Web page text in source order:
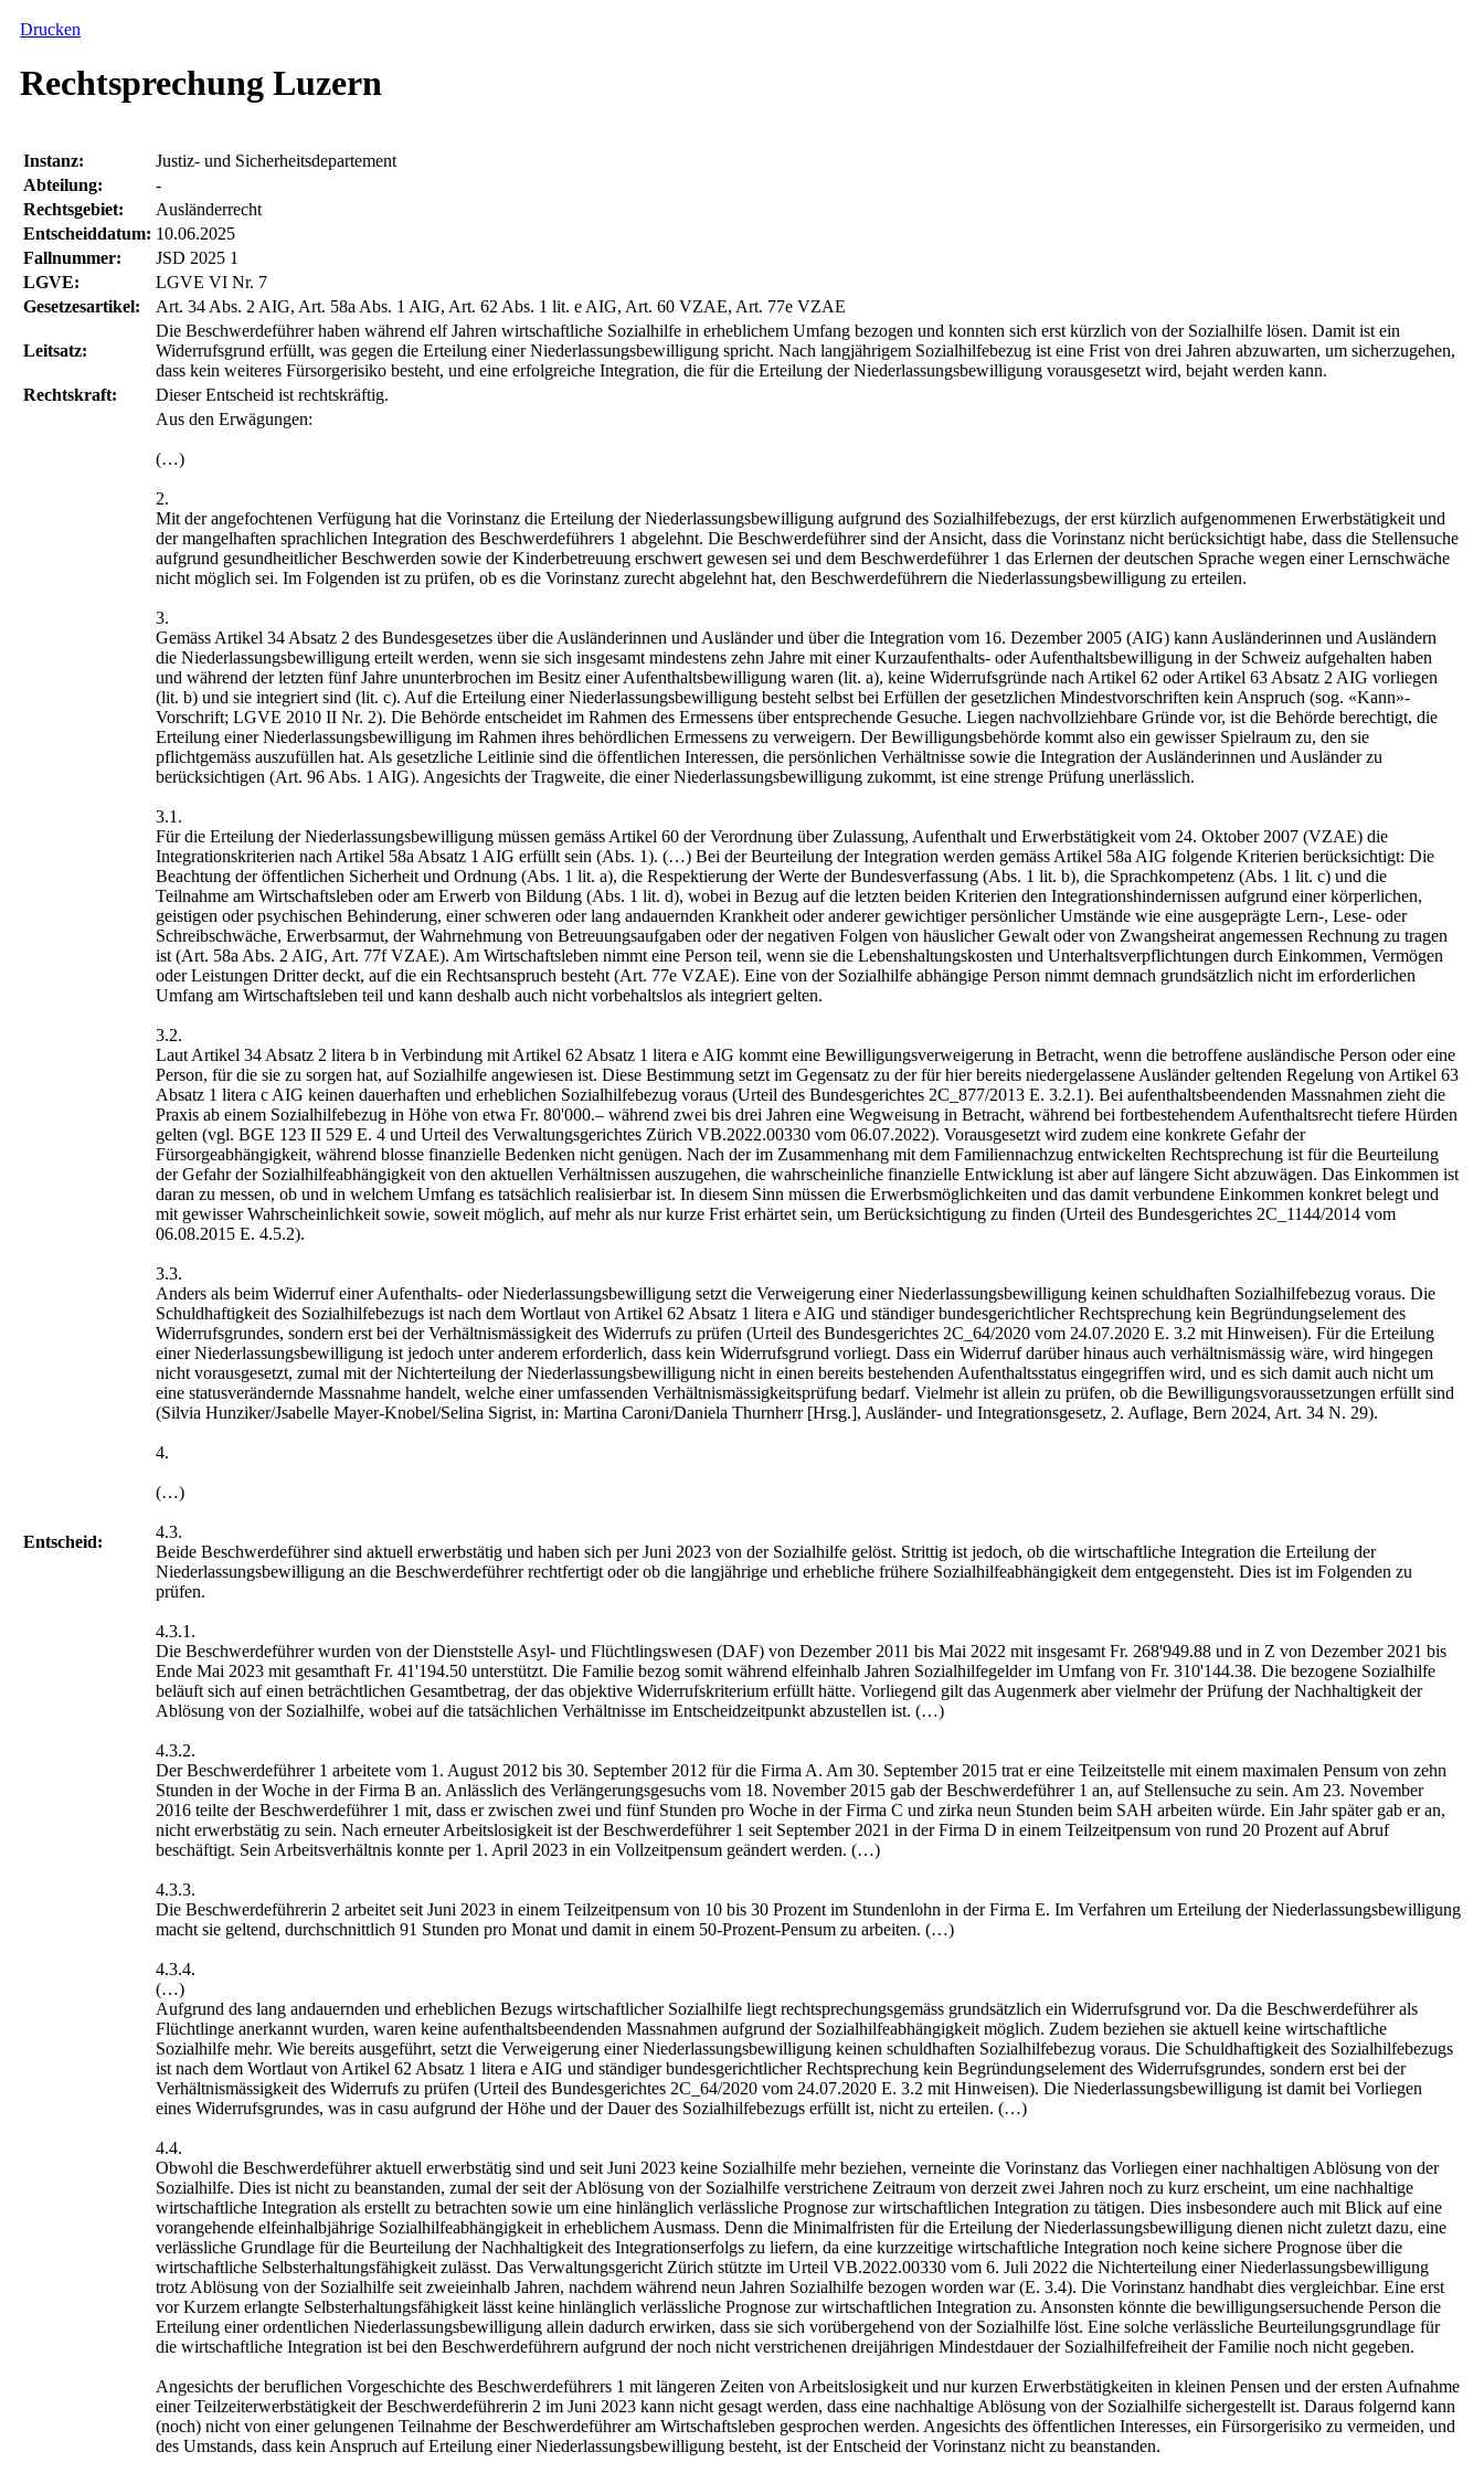
Drucken
Rechtsprechung Luzern
Instanz:
Justiz- und Sicherheitsdepartement
Abteilung:
-
Rechtsgebiet:
Ausländerrecht
Entscheiddatum: 10.06.2025
Fallnummer:
JSD 2025 1
LGVE:
LGVE VI Nr. 7
Gesetzesartikel:
Art. 34 Abs. 2 AIG, Art. 58a Abs. 1 AIG, Art. 62 Abs. 1 lit. e AIG, Art. 60 VZAE, Art. 77e VZAE
Leitsatz:
Die Beschwerdeführer haben während elf Jahren wirtschaftliche Sozialhilfe in erheblichem Umfang bezogen und konnten sich erst kürzlich von der Sozialhilfe lösen. Damit ist ein
Widerrufsgrund erfüllt, was gegen die Erteilung einer Niederlassungsbewilligung spricht. Nach langjährigem Sozialhilfebezug ist eine Frist von drei Jahren abzuwarten, um sicherzugehen,
dass kein weiteres Fürsorgerisiko besteht, und eine erfolgreiche Integration, die für die Erteilung der Niederlassungsbewilligung vorausgesetzt wird, bejaht werden kann.
Rechtskraft:
Dieser Entscheid ist rechtskräftig.
Entscheid:
Aus den Erwägungen:
(…)
2.
Mit der angefochtenen Verfügung hat die Vorinstanz die Erteilung der Niederlassungsbewilligung aufgrund des Sozialhilfebezugs, der erst kürzlich aufgenommenen Erwerbstätigkeit und
der mangelhaften sprachlichen Integration des Beschwerdeführers 1 abgelehnt. Die Beschwerdeführer sind der Ansicht, dass die Vorinstanz nicht berücksichtigt habe, dass die Stellensuche
aufgrund gesundheitlicher Beschwerden sowie der Kinderbetreuung erschwert gewesen sei und dem Beschwerdeführer 1 das Erlernen der deutschen Sprache wegen einer Lernschwäche
nicht möglich sei. Im Folgenden ist zu prüfen, ob es die Vorinstanz zurecht abgelehnt hat, den Beschwerdeführern die Niederlassungsbewilligung zu erteilen.
3.
Gemäss Artikel 34 Absatz 2 des Bundesgesetzes über die Ausländerinnen und Ausländer und über die Integration vom 16. Dezember 2005 (AIG) kann Ausländerinnen und Ausländern
die Niederlassungsbewilligung erteilt werden, wenn sie sich insgesamt mindestens zehn Jahre mit einer Kurzaufenthalts- oder Aufenthaltsbewilligung in der Schweiz aufgehalten haben
und während der letzten fünf Jahre ununterbrochen im Besitz einer Aufenthaltsbewilligung waren (lit. a), keine Widerrufsgründe nach Artikel 62 oder Artikel 63 Absatz 2 AIG vorliegen
(lit. b) und sie integriert sind (lit. c). Auf die Erteilung einer Niederlassungsbewilligung besteht selbst bei Erfüllen der gesetzlichen Mindestvorschriften kein Anspruch (sog. «Kann»-
Vorschrift; LGVE 2010 II Nr. 2). Die Behörde entscheidet im Rahmen des Ermessens über entsprechende Gesuche. Liegen nachvollziehbare Gründe vor, ist die Behörde berechtigt, die
Erteilung einer Niederlassungsbewilligung im Rahmen ihres behördlichen Ermessens zu verweigern. Der Bewilligungsbehörde kommt also ein gewisser Spielraum zu, den sie
pflichtgemäss auszufüllen hat. Als gesetzliche Leitlinie sind die öffentlichen Interessen, die persönlichen Verhältnisse sowie die Integration der Ausländerinnen und Ausländer zu
berücksichtigen (Art. 96 Abs. 1 AIG). Angesichts der Tragweite, die einer Niederlassungsbewilligung zukommt, ist eine strenge Prüfung unerlässlich.
3.1.
Für die Erteilung der Niederlassungsbewilligung müssen gemäss Artikel 60 der Verordnung über Zulassung, Aufenthalt und Erwerbstätigkeit vom 24. Oktober 2007 (VZAE) die
Integrationskriterien nach Artikel 58a Absatz 1 AIG erfüllt sein (Abs. 1). (…) Bei der Beurteilung der Integration werden gemäss Artikel 58a AIG folgende Kriterien berücksichtigt: Die
Beachtung der öffentlichen Sicherheit und Ordnung (Abs. 1 lit. a), die Respektierung der Werte der Bundesverfassung (Abs. 1 lit. b), die Sprachkompetenz (Abs. 1 lit. c) und die
Teilnahme am Wirtschaftsleben oder am Erwerb von Bildung (Abs. 1 lit. d), wobei in Bezug auf die letzten beiden Kriterien den Integrationshindernissen aufgrund einer körperlichen,
geistigen oder psychischen Behinderung, einer schweren oder lang andauernden Krankheit oder anderer gewichtiger persönlicher Umstände wie eine ausgeprägte Lern-, Lese- oder
Schreibschwäche, Erwerbsarmut, der Wahrnehmung von Betreuungsaufgaben oder der negativen Folgen von häuslicher Gewalt oder von Zwangsheirat angemessen Rechnung zu tragen
ist (Art. 58a Abs. 2 AIG, Art. 77f VZAE). Am Wirtschaftsleben nimmt eine Person teil, wenn sie die Lebenshaltungskosten und Unterhaltsverpflichtungen durch Einkommen, Vermögen
oder Leistungen Dritter deckt, auf die ein Rechtsanspruch besteht (Art. 77e VZAE). Eine von der Sozialhilfe abhängige Person nimmt demnach grundsätzlich nicht im erforderlichen
Umfang am Wirtschaftsleben teil und kann deshalb auch nicht vorbehaltslos als integriert gelten.
3.2.
Laut Artikel 34 Absatz 2 litera b in Verbindung mit Artikel 62 Absatz 1 litera e AIG kommt eine Bewilligungsverweigerung in Betracht, wenn die betroffene ausländische Person oder eine
Person, für die sie zu sorgen hat, auf Sozialhilfe angewiesen ist. Diese Bestimmung setzt im Gegensatz zu der für hier bereits niedergelassene Ausländer geltenden Regelung von Artikel 63
Absatz 1 litera c AIG keinen dauerhaften und erheblichen Sozialhilfebezug voraus (Urteil des Bundesgerichtes 2C_877/2013 E. 3.2.1). Bei aufenthaltsbeendenden Massnahmen zieht die
Praxis ab einem Sozialhilfebezug in Höhe von etwa Fr. 80'000.– während zwei bis drei Jahren eine Wegweisung in Betracht, während bei fortbestehendem Aufenthaltsrecht tiefere Hürden
gelten (vgl. BGE 123 II 529 E. 4 und Urteil des Verwaltungsgerichtes Zürich VB.2022.00330 vom 06.07.2022). Vorausgesetzt wird zudem eine konkrete Gefahr der
Fürsorgeabhängigkeit, während blosse finanzielle Bedenken nicht genügen. Nach der im Zusammenhang mit dem Familiennachzug entwickelten Rechtsprechung ist für die Beurteilung
der Gefahr der Sozialhilfeabhängigkeit von den aktuellen Verhältnissen auszugehen, die wahrscheinliche finanzielle Entwicklung ist aber auf längere Sicht abzuwägen. Das Einkommen ist
daran zu messen, ob und in welchem Umfang es tatsächlich realisierbar ist. In diesem Sinn müssen die Erwerbsmöglichkeiten und das damit verbundene Einkommen konkret belegt und
mit gewisser Wahrscheinlichkeit sowie, soweit möglich, auf mehr als nur kurze Frist erhärtet sein, um Berücksichtigung zu finden (Urteil des Bundesgerichtes 2C_1144/2014 vom
06.08.2015 E. 4.5.2).
3.3.
Anders als beim Widerruf einer Aufenthalts- oder Niederlassungsbewilligung setzt die Verweigerung einer Niederlassungsbewilligung keinen schuldhaften Sozialhilfebezug voraus. Die
Schuldhaftigkeit des Sozialhilfebezugs ist nach dem Wortlaut von Artikel 62 Absatz 1 litera e AIG und ständiger bundesgerichtlicher Rechtsprechung kein Begründungselement des
Widerrufsgrundes, sondern erst bei der Verhältnismässigkeit des Widerrufs zu prüfen (Urteil des Bundesgerichtes 2C_64/2020 vom 24.07.2020 E. 3.2 mit Hinweisen). Für die Erteilung
einer Niederlassungsbewilligung ist jedoch unter anderem erforderlich, dass kein Widerrufsgrund vorliegt. Dass ein Widerruf darüber hinaus auch verhältnismässig wäre, wird hingegen
nicht vorausgesetzt, zumal mit der Nichterteilung der Niederlassungsbewilligung nicht in einen bereits bestehenden Aufenthaltsstatus eingegriffen wird, und es sich damit auch nicht um
eine statusverändernde Massnahme handelt, welche einer umfassenden Verhältnismässigkeitsprüfung bedarf. Vielmehr ist allein zu prüfen, ob die Bewilligungsvoraussetzungen erfüllt sind
(Silvia Hunziker/Jsabelle Mayer-Knobel/Selina Sigrist, in: Martina Caroni/Daniela Thurnherr [Hrsg.], Ausländer- und Integrationsgesetz, 2. Auflage, Bern 2024, Art. 34 N. 29).
4.
(…)
4.3.
Beide Beschwerdeführer sind aktuell erwerbstätig und haben sich per Juni 2023 von der Sozialhilfe gelöst. Strittig ist jedoch, ob die wirtschaftliche Integration die Erteilung der
Niederlassungsbewilligung an die Beschwerdeführer rechtfertigt oder ob die langjährige und erhebliche frühere Sozialhilfeabhängigkeit dem entgegensteht. Dies ist im Folgenden zu
prüfen.
4.3.1.
Die Beschwerdeführer wurden von der Dienststelle Asyl- und Flüchtlingswesen (DAF) von Dezember 2011 bis Mai 2022 mit insgesamt Fr. 268'949.88 und in Z von Dezember 2021 bis
Ende Mai 2023 mit gesamthaft Fr. 41'194.50 unterstützt. Die Familie bezog somit während elfeinhalb Jahren Sozialhilfegelder im Umfang von Fr. 310'144.38. Die bezogene Sozialhilfe
beläuft sich auf einen beträchtlichen Gesamtbetrag, der das objektive Widerrufskriterium erfüllt hätte. Vorliegend gilt das Augenmerk aber vielmehr der Prüfung der Nachhaltigkeit der
Ablösung von der Sozialhilfe, wobei auf die tatsächlichen Verhältnisse im Entscheidzeitpunkt abzustellen ist. (…)
4.3.2.
Der Beschwerdeführer 1 arbeitete vom 1. August 2012 bis 30. September 2012 für die Firma A. Am 30. September 2015 trat er eine Teilzeitstelle mit einem maximalen Pensum von zehn
Stunden in der Woche in der Firma B an. Anlässlich des Verlängerungsgesuchs vom 18. November 2015 gab der Beschwerdeführer 1 an, auf Stellensuche zu sein. Am 23. November
2016 teilte der Beschwerdeführer 1 mit, dass er zwischen zwei und fünf Stunden pro Woche in der Firma C und zirka neun Stunden beim SAH arbeiten würde. Ein Jahr später gab er an,
nicht erwerbstätig zu sein. Nach erneuter Arbeitslosigkeit ist der Beschwerdeführer 1 seit September 2021 in der Firma D in einem Teilzeitpensum von rund 20 Prozent auf Abruf
beschäftigt. Sein Arbeitsverhältnis konnte per 1. April 2023 in ein Vollzeitpensum geändert werden. (…)
4.3.3.
Die Beschwerdeführerin 2 arbeitet seit Juni 2023 in einem Teilzeitpensum von 10 bis 30 Prozent im Stundenlohn in der Firma E. Im Verfahren um Erteilung der Niederlassungsbewilligung
macht sie geltend, durchschnittlich 91 Stunden pro Monat und damit in einem 50-Prozent-Pensum zu arbeiten. (…)
4.3.4.
(…)
Aufgrund des lang andauernden und erheblichen Bezugs wirtschaftlicher Sozialhilfe liegt rechtsprechungsgemäss grundsätzlich ein Widerrufsgrund vor. Da die Beschwerdeführer als
Flüchtlinge anerkannt wurden, waren keine aufenthaltsbeendenden Massnahmen aufgrund der Sozialhilfeabhängigkeit möglich. Zudem beziehen sie aktuell keine wirtschaftliche
Sozialhilfe mehr. Wie bereits ausgeführt, setzt die Verweigerung einer Niederlassungsbewilligung keinen schuldhaften Sozialhilfebezug voraus. Die Schuldhaftigkeit des Sozialhilfebezugs
ist nach dem Wortlaut von Artikel 62 Absatz 1 litera e AIG und ständiger bundesgerichtlicher Rechtsprechung kein Begründungselement des Widerrufsgrundes, sondern erst bei der
Verhältnismässigkeit des Widerrufs zu prüfen (Urteil des Bundesgerichtes 2C_64/2020 vom 24.07.2020 E. 3.2 mit Hinweisen). Die Niederlassungsbewilligung ist damit bei Vorliegen
eines Widerrufsgrundes, was in casu aufgrund der Höhe und der Dauer des Sozialhilfebezugs erfüllt ist, nicht zu erteilen. (…)
4.4.
Obwohl die Beschwerdeführer aktuell erwerbstätig sind und seit Juni 2023 keine Sozialhilfe mehr beziehen, verneinte die Vorinstanz das Vorliegen einer nachhaltigen Ablösung von der
Sozialhilfe. Dies ist nicht zu beanstanden, zumal der seit der Ablösung von der Sozialhilfe verstrichene Zeitraum von derzeit zwei Jahren noch zu kurz erscheint, um eine nachhaltige
wirtschaftliche Integration als erstellt zu betrachten sowie um eine hinlänglich verlässliche Prognose zur wirtschaftlichen Integration zu tätigen. Dies insbesondere auch mit Blick auf eine
vorangehende elfeinhalbjährige Sozialhilfeabhängigkeit in erheblichem Ausmass. Denn die Minimalfristen für die Erteilung der Niederlassungsbewilligung dienen nicht zuletzt dazu, eine
verlässliche Grundlage für die Beurteilung der Nachhaltigkeit des Integrationserfolgs zu liefern, da eine kurzzeitige wirtschaftliche Integration noch keine sichere Prognose über die
wirtschaftliche Selbsterhaltungsfähigkeit zulässt. Das Verwaltungsgericht Zürich stützte im Urteil VB.2022.00330 vom 6. Juli 2022 die Nichterteilung einer Niederlassungsbewilligung
trotz Ablösung von der Sozialhilfe seit zweieinhalb Jahren, nachdem während neun Jahren Sozialhilfe bezogen worden war (E. 3.4). Die Vorinstanz handhabt dies vergleichbar. Eine erst
vor Kurzem erlangte Selbsterhaltungsfähigkeit lässt keine hinlänglich verlässliche Prognose zur wirtschaftlichen Integration zu. Ansonsten könnte die bewilligungsersuchende Person die
Erteilung einer ordentlichen Niederlassungsbewilligung allein dadurch erwirken, dass sie sich vorübergehend von der Sozialhilfe löst. Eine solche verlässliche Beurteilungsgrundlage für
die wirtschaftliche Integration ist bei den Beschwerdeführern aufgrund der noch nicht verstrichenen dreijährigen Mindestdauer der Sozialhilfefreiheit der Familie noch nicht gegeben.
Angesichts der beruflichen Vorgeschichte des Beschwerdeführers 1 mit längeren Zeiten von Arbeitslosigkeit und nur kurzen Erwerbstätigkeiten in kleinen Pensen und der ersten Aufnahme
einer Teilzeiterwerbstätigkeit der Beschwerdeführerin 2 im Juni 2023 kann nicht gesagt werden, dass eine nachhaltige Ablösung von der Sozialhilfe sichergestellt ist. Daraus folgernd kann
(noch) nicht von einer gelungenen Teilnahme der Beschwerdeführer am Wirtschaftsleben gesprochen werden. Angesichts des öffentlichen Interesses, ein Fürsorgerisiko zu vermeiden, und
des Umstands, dass kein Anspruch auf Erteilung einer Niederlassungsbewilligung besteht, ist der Entscheid der Vorinstanz nicht zu beanstanden.